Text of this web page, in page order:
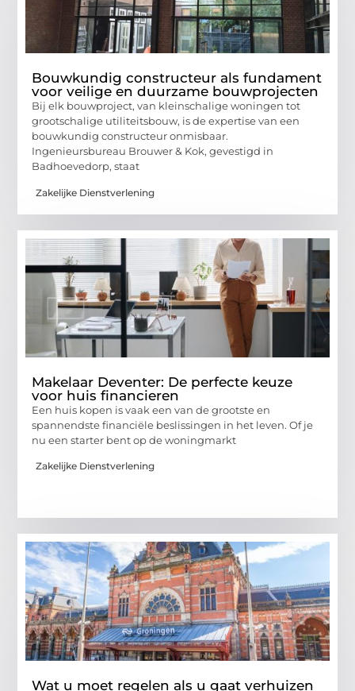
Bouwkundig constructeur als fundament
voor veilige en duurzame bouwprojecten
Bij elk bouwproject, van kleinschalige woningen tot
grootschalige utiliteitsbouw, is de expertise van een
bouwkundig constructeur onmisbaar.
Ingenieursbureau Brouwer & Kok, gevestigd in
Badhoevedorp, staat
Zakelijke Dienstverlening
Makelaar Deventer: De perfecte keuze
voor huis financieren
Een huis kopen is vaak een van de grootste en
spannendste financiële beslissingen in het leven. Of je
nu een starter bent op de woningmarkt
Zakelijke Dienstverlening
Wat u moet regelen als u gaat verhuizen